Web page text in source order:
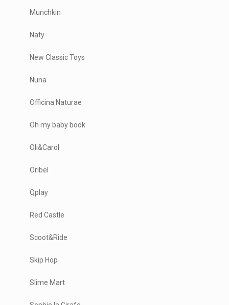
Munchkin
Naty
New Classic Toys
Nuna
Officina Naturae
Oh my baby book
Oli&Carol
Oribel
Qplay
Red Castle
Scoot&Ride
Skip Hop
Slime Mart